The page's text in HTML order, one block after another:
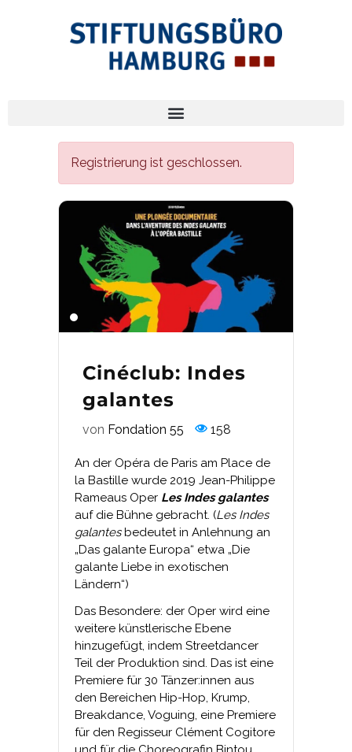
Registrierung ist geschlossen.
Cinéclub: Indes
galantes
von Fondation 55 158
An der Opéra de Paris am Place de
la Bastille wurde 2019 Jean-Philippe
Rameaus Oper Les Indes galantes
auf die Bühne gebracht. (Les Indes
galantesbedeutet in Anlehnung an
„Das galante Europa“ etwa „Die
galante Liebe in exotischen
Ländern“)
Das Besondere: der Oper wird eine
weitere künstlerische Ebene
hinzugefügt, indem Streetdancer
Teil der Produktion sind. Das ist eine
Premiere für 30 Tänzer:innen aus
den Bereichen Hip-Hop, Krump,
Breakdance, Voguing, eine Premiere
für den Regisseur Clément Cogitore